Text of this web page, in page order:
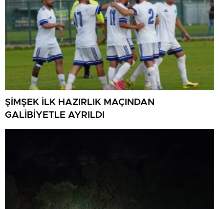
ŞİMŞEK İLK HAZIRLIK MAÇINDAN
GALİBİYETLE AYRILDI